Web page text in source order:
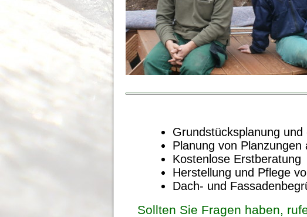
Gartenplanung
& Gestaltung
Kontakt |
Grundstücksplanung und
Planung von Planzungen
Kostenlose Erstberatung
Herstellung und Pflege
Dach- und
Sollten Sie Fragen haben,